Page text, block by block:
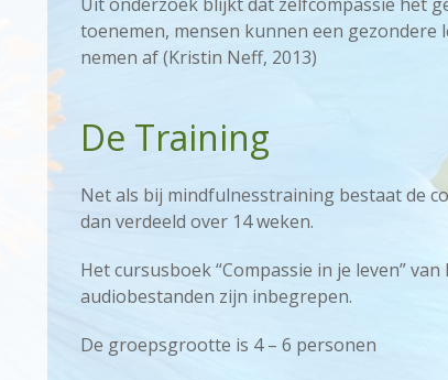
toenemen, mensen kunnen een
nemen af (Kristin Neff, 2013)
De Training
Net als bij mindfulnesstraining bestaat de
dan verdeeld over 14 weken.
Het cursusboek “Compassie in je leven”
audiobestanden zijn inbegrepen.
De groepsgrootte is 4 – 6 personen